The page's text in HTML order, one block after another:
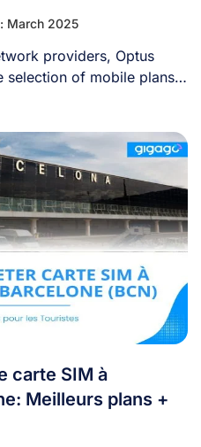
March 2025
providers, Optus
selection of mobile plans
carte SIM à
Meilleurs plans +